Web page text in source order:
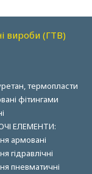
вироби (ГТВ)
термопласти
фітингами
ЕЛЕМЕНТИ:
армовані
гідравлічні
пневматичні